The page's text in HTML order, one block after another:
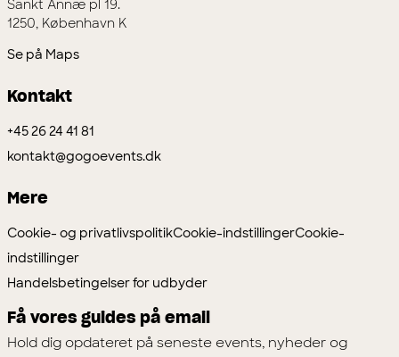
Sankt Annæ pl 19.
1250, København K
Se på Maps
Kontakt
+45 26 24 41 81
kontakt@gogoevents.dk
Mere
Cookie- og privatlivspolitikCookie-indstillingerCookie-
indstillinger
Handelsbetingelser for udbyder
Få vores guides på email
Hold dig opdateret på seneste events, nyheder og